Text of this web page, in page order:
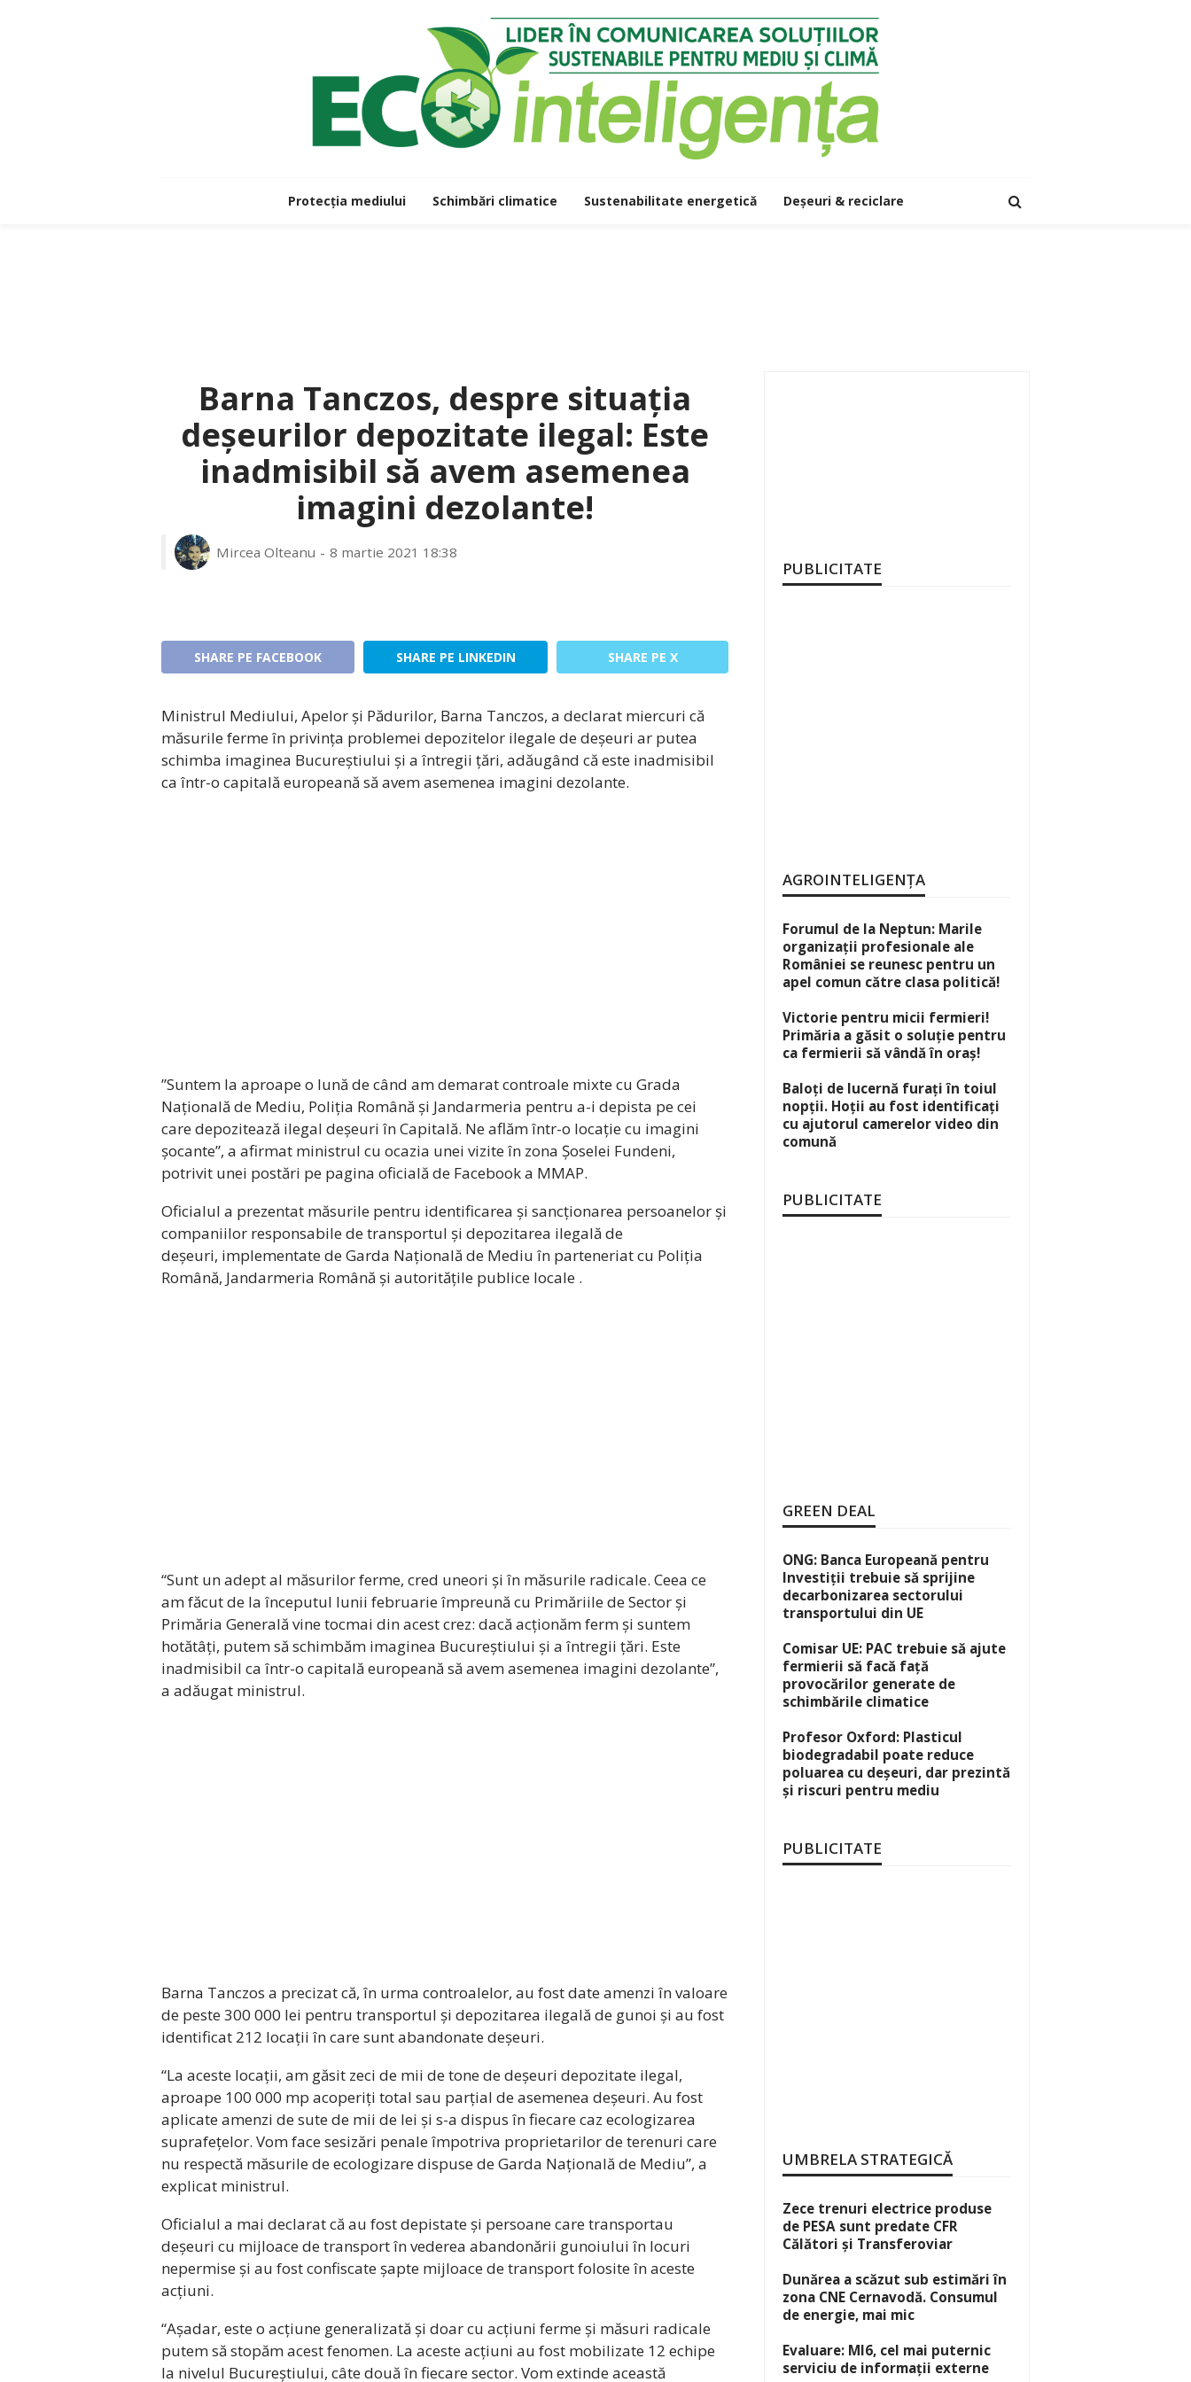
Protecția mediului Schimbări climatice Sustenabilitate energetică Deșeuri & reciclare
Barna Tanczos, despre situația
deșeurilor depozitate ilegal: Este
inadmisibil să avem asemenea
imagini dezolante!
Mircea Olteanu 8 martie 2021 18:38
SHARE PE FACEBOOK SHARE PE LINKEDIN SHARE PE X
Ministrul Mediului, Apelor și Pădurilor, Barna Tanczos, a declarat miercuri că
măsurile ferme în privința problemei depozitelor ilegale de deșeuri ar putea
schimba imaginea Bucureștiului și a întregii țări, adăugând că este inadmisibil
ca într-o capitală europeană să avem asemenea imagini dezolante.
”Suntem la aproape o lună de când am demarat controale mixte cu Grada
Națională de Mediu, Poliția Română și Jandarmeria pentru a-i depista pe cei
care depozitează ilegal deșeuri în Capitală. Ne aflăm într-o locație cu imagini
șocante”, a afirmat ministrul cu ocazia unei vizite în zona Șoselei Fundeni,
potrivit unei postări pe pagina oficială de Facebook a MMAP.
Oficialul a prezentat măsurile pentru identificarea și sancționarea persoanelor și
companiilor responsabile de transportul și depozitarea ilegală de
deșeuri, implementate de Garda Națională de Mediu în parteneriat cu Poliția
Română, Jandarmeria Română și autoritățile publice locale .
“Sunt un adept al măsurilor ferme, cred uneori și în măsurile radicale. Ceea ce
am făcut de la începutul lunii februarie împreună cu Primăriile de Sector și
Primăria Generală vine tocmai din acest crez: dacă acționăm ferm și suntem
hotătâți, putem să schimbăm imaginea Bucureștiului și a întregii țări. Este
inadmisibil ca într-o capitală europeană să avem asemenea imagini dezolante”,
a adăugat ministrul.
Barna Tanczos a precizat că, în urma controalelor, au fost date amenzi în valoare
de peste 300 000 lei pentru transportul și depozitarea ilegală de gunoi și au fost
identificat 212 locații în care sunt abandonate deșeuri.
“La aceste locații, am găsit zeci de mii de tone de deșeuri depozitate ilegal,
aproape 100 000 mp acoperiți total sau parțial de asemenea deșeuri. Au fost
aplicate amenzi de sute de mii de lei și s-a dispus în fiecare caz ecologizarea
suprafețelor. Vom face sesizări penale împotriva proprietarilor de terenuri care
nu respectă măsurile de ecologizare dispuse de Garda Națională de Mediu”, a
explicat ministrul.
Oficialul a mai declarat că au fost depistate și persoane care transportau
deșeuri cu mijloace de transport în vederea abandonării gunoiului în locuri
nepermise și au fost confiscate șapte mijloace de transport folosite în aceste
acțiuni.
“Așadar, este o acțiune generalizată și doar cu acțiuni ferme și măsuri radicale
putem să stopăm acest fenomen. La aceste acțiuni au fost mobilizate 12 echipe
la nivelul Bucureștiului, câte două în fiecare sector. Vom extinde această
PUBLICITATE
AGROINTELIGENȚA
Forumul de la Neptun: Marile
organizații profesionale ale
României se reunesc pentru un
apel comun către clasa politică!
Victorie pentru micii fermieri!
Primăria a găsit o soluție pentru
ca fermierii să vândă în oraș!
Baloți de lucernă furați în toiul
nopții. Hoții au fost identificați
cu ajutorul camerelor video din
comună
PUBLICITATE
GREEN DEAL
ONG: Banca Europeană pentru
Investiții trebuie să sprijine
decarbonizarea sectorului
transportului din UE
Comisar UE: PAC trebuie să ajute
fermierii să facă față
provocărilor generate de
schimbările climatice
Profesor Oxford: Plasticul
biodegradabil poate reduce
poluarea cu deșeuri, dar prezintă
și riscuri pentru mediu
PUBLICITATE
UMBRELA STRATEGICĂ
Zece trenuri electrice produse
de PESA sunt predate CFR
Călători și Transferoviar
Dunărea a scăzut sub estimări în
zona CNE Cernavodă. Consumul
de energie, mai mic
Evaluare: MI6, cel mai puternic
serviciu de informații externe